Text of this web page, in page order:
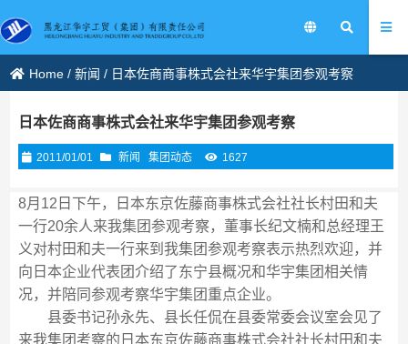
Home /新闻 / 日本佐商商事株式会社来华宇集团参观考察
日本佐商商事株式会社来华宇集团参观考察
2011/01/01 新闻 集团动态 1627
8月12日下午，日本东京佐藤商事株式会社社长村田和夫
一行20余人来我集团参观考察，董事长纪文楠和总经理王
义对村田和夫一行来到我集团参观考察表示热烈欢迎，并
向日本企业代表团介绍了东宁县概况和华宇集团相关情
况，并陪同参观考察华宇集团重点企业。
县委书记孙永先、县长任侃在县委常委会议室会见了
来我集团考察的日本东京佐藤商事株式会社社长村田和夫